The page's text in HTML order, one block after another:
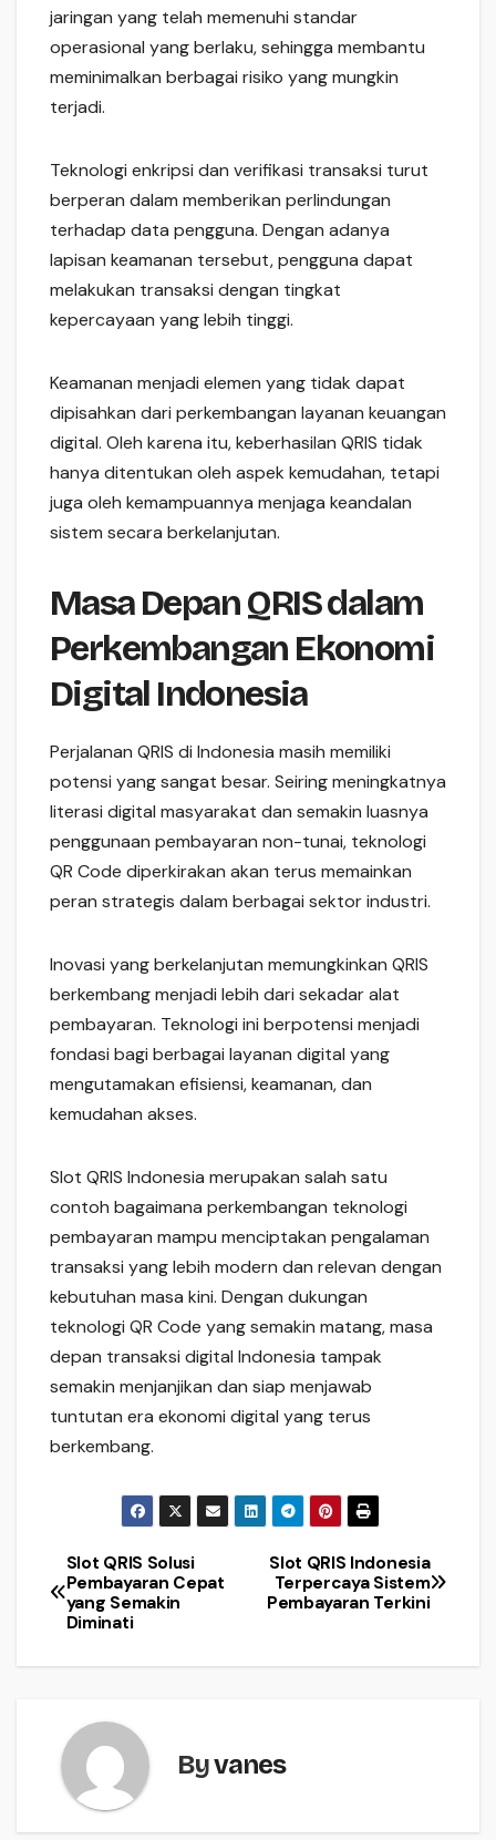
jaringan yang telah memenuhi standar
operasional yang berlaku, sehingga membantu
meminimalkan berbagai risiko yang mungkin
terjadi.
Teknologi enkripsi dan verifikasi transaksi turut
berperan dalam memberikan perlindungan
terhadap data pengguna. Dengan adanya
lapisan keamanan tersebut, pengguna dapat
melakukan transaksi dengan tingkat
kepercayaan yang lebih tinggi.
Keamanan menjadi elemen yang tidak dapat
dipisahkan dari perkembangan layanan keuangan
digital. Oleh karena itu, keberhasilan QRIS tidak
hanya ditentukan oleh aspek kemudahan, tetapi
juga oleh kemampuannya menjaga keandalan
sistem secara berkelanjutan.
Masa Depan QRIS dalam
Perkembangan Ekonomi
Digital Indonesia
Perjalanan QRIS di Indonesia masih memiliki
potensi yang sangat besar. Seiring meningkatnya
literasi digital masyarakat dan semakin luasnya
penggunaan pembayaran non-tunai, teknologi
QR Code diperkirakan akan terus memainkan
peran strategis dalam berbagai sektor industri.
Inovasi yang berkelanjutan memungkinkan QRIS
berkembang menjadi lebih dari sekadar alat
pembayaran. Teknologi ini berpotensi menjadi
fondasi bagi berbagai layanan digital yang
mengutamakan efisiensi, keamanan, dan
kemudahan akses.
Slot QRIS Indonesia merupakan salah satu
contoh bagaimana perkembangan teknologi
pembayaran mampu menciptakan pengalaman
transaksi yang lebih modern dan relevan dengan
kebutuhan masa kini. Dengan dukungan
teknologi QR Code yang semakin matang, masa
depan transaksi digital Indonesia tampak
semakin menjanjikan dan siap menjawab
tuntutan era ekonomi digital yang terus
berkembang.
Navigasi
pos
Slot QRIS Indonesia
Terpercaya Sistem
Pembayaran Terkini
Slot QRIS Solusi
Pembayaran Cepat
yang Semakin
Diminati
Byvanes